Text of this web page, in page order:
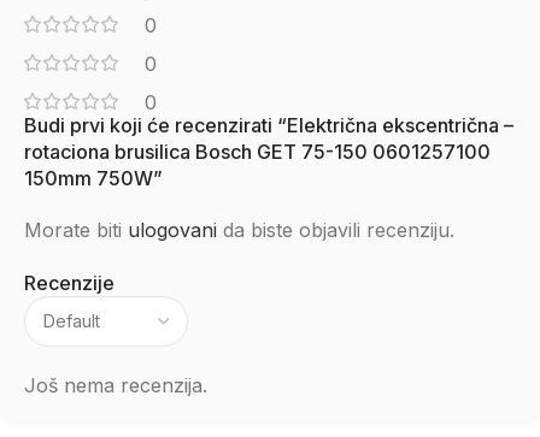
0
0
0
Recenzije
Još nema recenzija.
Budi prvi koji će recenzirati “Električna ekscentrična –
rotaciona brusilica Bosch GET 75-150 0601257100
150mm 750W”
Morate biti ulogovani da biste objavili recenziju.